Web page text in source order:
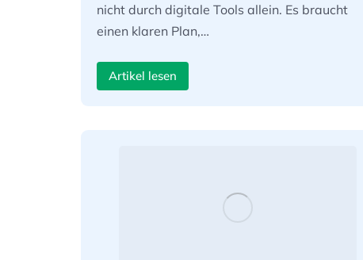
nicht durch digitale Tools allein. Es braucht
einen klaren Plan,…
Artikel lesen